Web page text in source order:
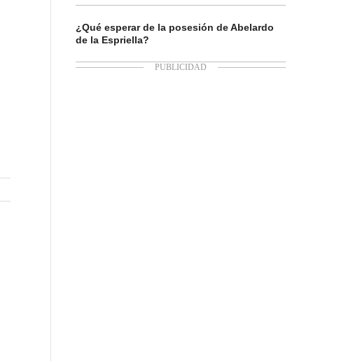
¿Qué esperar de la posesión de Abelardo
de la Espriella?